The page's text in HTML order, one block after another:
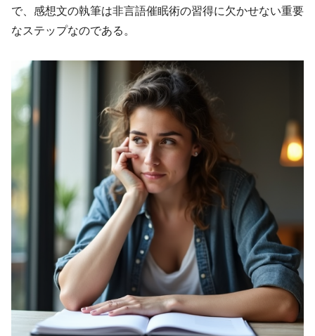
で、感想文の執筆は非言語催眠術の習得に欠かせない重要
なステップなのである。